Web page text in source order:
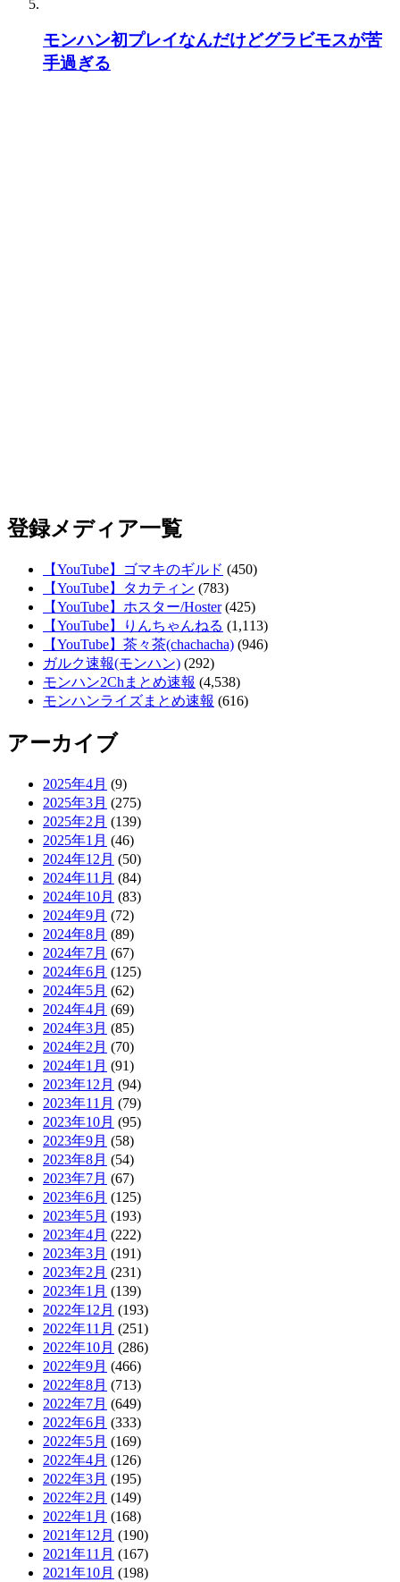
モンハン初プレイなんだけどグラビモスが苦
手過ぎる
登録メディア一覧
【YouTube】ゴマキのギルド (450)
【YouTube】タカティン (783)
【YouTube】ホスター/Hoster(425)
【YouTube】りんちゃんねる (1,113)
【YouTube】茶々茶(chachacha) (946)
ガルク速報(モンハン) (292)
モンハン2Chまとめ速報 (4,538)
モンハンライズまとめ速報 (616)
アーカイブ
2025年4月 (9)
2025年3月 (275)
2025年2月 (139)
2025年1月 (46)
2024年12月 (50)
2024年11月 (84)
2024年10月 (83)
2024年9月 (72)
2024年8月 (89)
2024年7月 (67)
2024年6月 (125)
2024年5月 (62)
2024年4月 (69)
2024年3月 (85)
2024年2月 (70)
2024年1月 (91)
2023年12月 (94)
2023年11月 (79)
2023年10月 (95)
2023年9月 (58)
2023年8月 (54)
2023年7月 (67)
2023年6月 (125)
2023年5月 (193)
2023年4月 (222)
2023年3月 (191)
2023年2月 (231)
2023年1月 (139)
2022年12月 (193)
2022年11月 (251)
2022年10月 (286)
2022年9月 (466)
2022年8月 (713)
2022年7月 (649)
2022年6月 (333)
2022年5月 (169)
2022年4月 (126)
2022年3月 (195)
2022年2月 (149)
2022年1月 (168)
2021年12月 (190)
2021年11月 (167)
2021年10月 (198)